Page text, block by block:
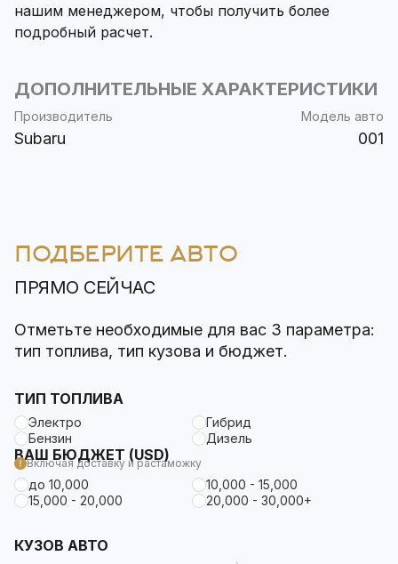
нашим менеджером, чтобы получить более
подробный расчет.
ДОПОЛНИТЕЛЬНЫЕ ХАРАКТЕРИСТИКИ
Производитель
Subaru
Модель авто
001
ПОДБЕРИТЕ АВТО
ПРЯМО СЕЙЧАС
Отметьте необходимые для вас 3 параметра:
тип топлива, тип кузова и бюджет.
ТИП ТОПЛИВА
Электро
Гибрид
Бензин
Дизель
ВАШ БЮДЖЕТ (USD)
Включая доставку и растаможку
до 10,000
10,000 - 15,000
15,000 - 20,000
20,000 - 30,000+
КУЗОВ АВТО